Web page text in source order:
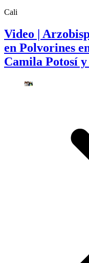
Cali
Video |
en Polvorines
Camila Potosí